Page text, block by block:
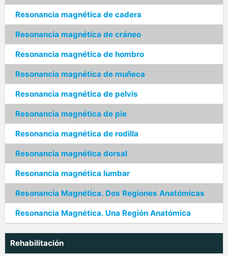
Resonancia magnética de cadera
Resonancia magnética de cráneo
Resonancia magnética de hombro
Resonancia magnética de muñeca
Resonancia magnética de pelvis
Resonancia magnética de pie
Resonancia magnética de rodilla
Resonancia magnética dorsal
Resonancia magnética lumbar
Resonancia Magnética. Dos Regiones Anatómicas
Resonancia Magnética. Una Región Anatómica
Rehabilitación